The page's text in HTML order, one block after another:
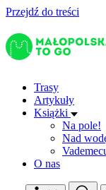
Przejdź do treści
Trasy
Artykuły
Książki
Na pole!
Nad
O nas